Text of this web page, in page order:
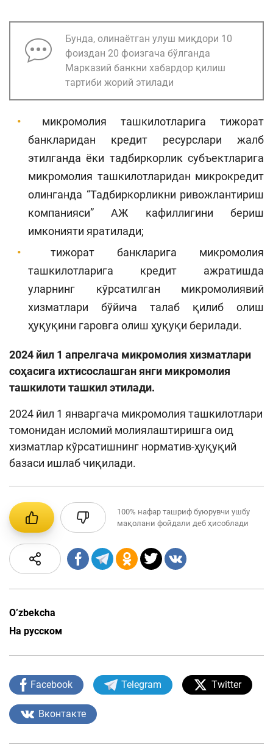
Бунда, олинаётган улуш миқдори 10
фоиздан 20 фоизгача бўлганда
Марказий банкни хабардор қилиш
тартиби жорий этилади
микромолия ташкилотларига тижорат
банкларидан кредит ресурслари жалб
этилганда ёки тадбиркорлик субъектларига
микромолия ташкилотларидан микрокредит
олинганда “Тадбиркорликни ривожлантириш
компанияси” АЖ кафиллигини бериш
имконияти яратилади;
тижорат банкларига микромолия
ташкилотларига кредит ажратишда
уларнинг кўрсатилган микромолиявий
хизматлари бўйича талаб қилиб олиш
ҳуқуқини гаровга олиш ҳуқуқи берилади.
2024 йил 1 апрелгача микромолия хизматлари
соҳасига ихтисослашган янги микромолия
ташкилоти ташкил этилади.
2024 йил 1 январгача микромолия ташкилотлари
томонидан исломий молиялаштиришга оид
хизматлар кўрсатишнинг норматив-ҳуқуқий
базаси ишлаб чиқилади.
100% нафар ташриф буюрувчи ушбу
мақолани фойдали деб ҳисоблади
O’zbekcha
На русском
Facebook Telegram Twitter
Вконтакте